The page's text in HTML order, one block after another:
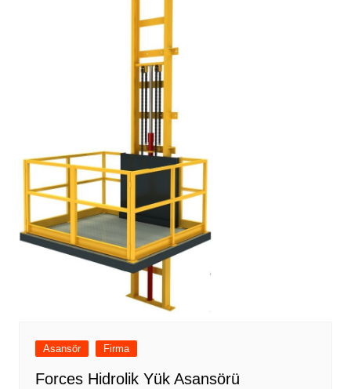
Asansör Firma
Forces Hidrolik Yük Asansörü